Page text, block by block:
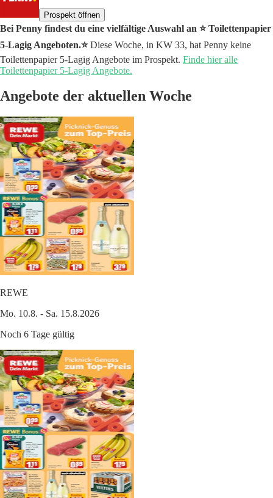
Prospekt öffnen
Bei Penny findest du eine vielfältige Auswahl an ⭐️ Toilettenpapier
5-Lagig Angeboten.⭐️Diese Woche, in KW 33, hat Penny keine
Toilettenpapier 5-Lagig Angebote im Prospekt. Finde hier alle
Toilettenpapier 5-Lagig Angebote.
Angebote der aktuellen Woche
REWE
Mo. 10.8. - Sa. 15.8.2026
Noch 6 Tage gültig